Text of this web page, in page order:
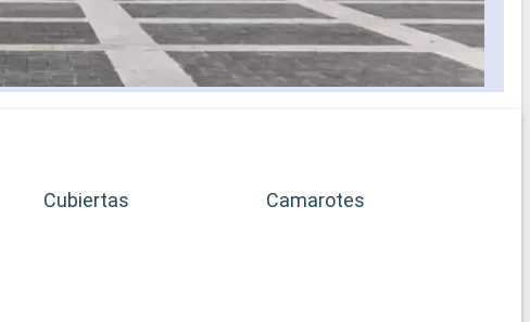
Cubiertas Camarotes